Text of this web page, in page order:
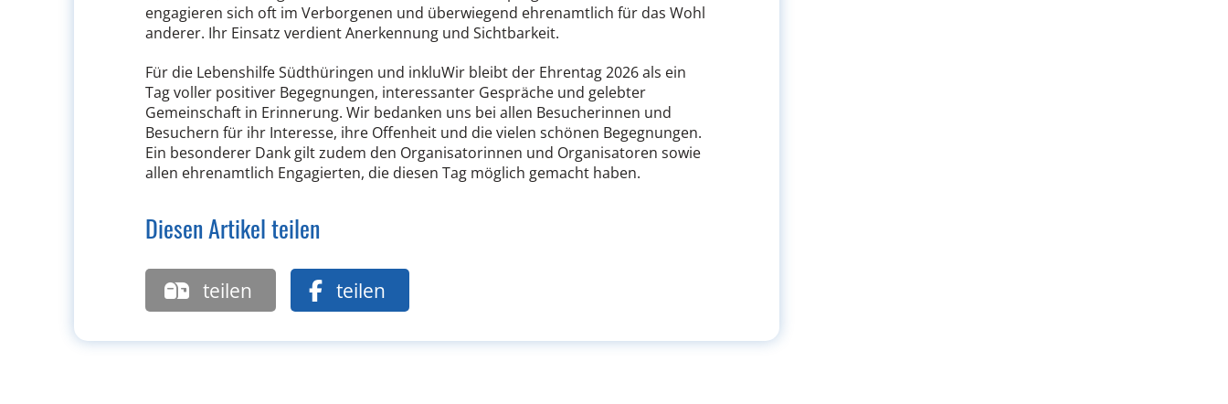
engagieren sich oft im Verborgenen und überwiegend ehrenamtlich für das Wohl
anderer. Ihr Einsatz verdient Anerkennung und Sichtbarkeit.
Für die Lebenshilfe Südthüringen und inkluWir bleibt der Ehrentag 2026 als ein
Tag voller positiver Begegnungen, interessanter Gespräche und gelebter
Gemeinschaft in Erinnerung. Wir bedanken uns bei allen Besucherinnen und
Besuchern für ihr Interesse, ihre Offenheit und die vielen schönen Begegnungen.
Ein besonderer Dank gilt zudem den Organisatorinnen und Organisatoren sowie
allen ehrenamtlich Engagierten, die diesen Tag möglich gemacht haben.
Diesen Artikel teilen
teilen teilen